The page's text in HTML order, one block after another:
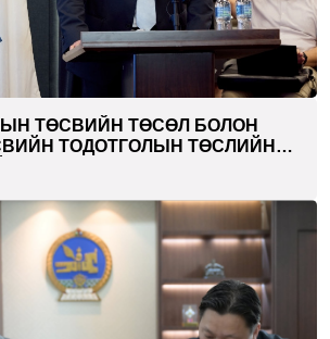
ТӨСВИЙН ТӨСӨЛ БОЛОН
ТОДОТГОЛЫН ТӨСЛИЙН
ХЭЛЭЛЦҮҮЛЭГ БОЛЛОО